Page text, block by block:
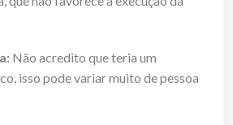
Não acredito que teria um
isso pode variar muito de pessoa